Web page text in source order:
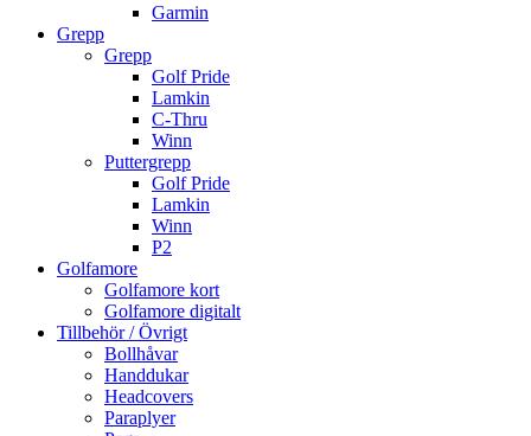
Garmin
Grepp
Grepp
Golf Pride
Lamkin
C-Thru
Winn
Puttergrepp
Golf Pride
Lamkin
Winn
P2
Golfamore
Golfamore kort
Golfamore digitalt
Tillbehör / Övrigt
Bollhåvar
Handdukar
Headcovers
Paraplyer